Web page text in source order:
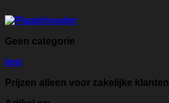
Geen categorie
test
Prijzen alleen voor zakelijke klanten